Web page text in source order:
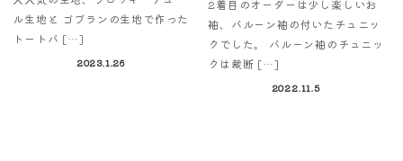
ル生地と ゴブランの生地で作った
トートバ […]
2023.1.26
2着目のオーダーは少し楽しいお
袖、バルーン袖の付いたチュニッ
クでした。 バルーン袖のチュニッ
クは裁断 […]
2022.11.5